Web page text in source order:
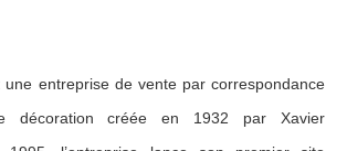
une entreprise de vente par correspondance
créée en 1932 par Xavier